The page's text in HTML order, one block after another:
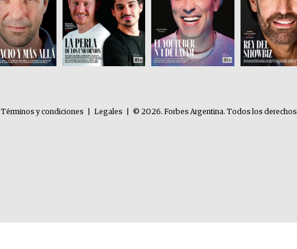
Términos y condiciones Legales
© 2026. Forbes Argentina. Todos los derechos